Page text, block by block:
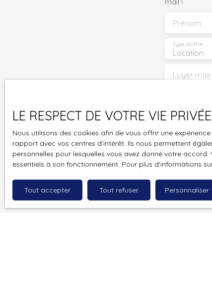
Prénom
Location
Type d'offre
Loyer
pouvez
prévu
Société
Pour
LE RESPECT DE VOTRE VIE
Nous utilisons des cookies afin de vous offrir une
rapport avec vos centres d'intérêt. Ils nous permettent
personnelles pour lesquelles vous avez donné votre
essentiels à son fonctionnement. Pour plus d'informations
Tout accepter Tout refuser Personnaliser